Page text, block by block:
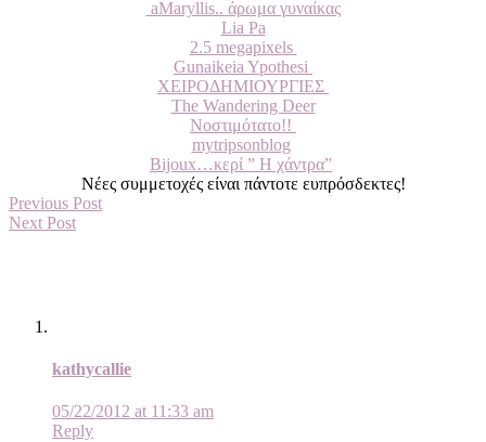
aMaryllis.. άρωμα γυναίκας
Lia Pa
2.5 megapixels
Gunaikeia Ypothesi
ΧΕΙΡΟΔΗΜΙΟΥΡΓΙΕΣ
The Wandering Deer
Νοστιμότατο!!
mytripsonblog
Bijoux…κερί ” Η χάντρα”
Νέες συμμετοχές είναι πάντοτε ευπρόσδεκτες!
Previous Post
Next Post
kathycallie
05/22/2012 at 11:33 am
Reply